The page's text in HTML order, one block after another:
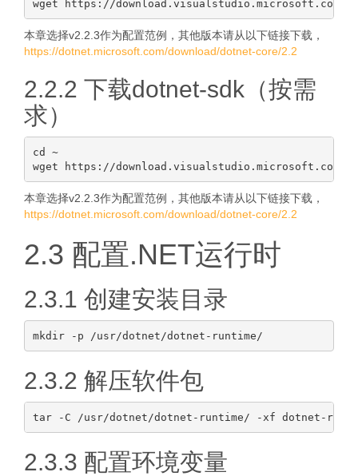
本章选择v2.2.3作为配置范例，其他版本请从以下链接下载，
https://dotnet.microsoft.com/download/dotnet-core/2.2
2.2.2 下载dotnet-sdk（按需
求）
cd ~
本章选择v2.2.3作为配置范例，其他版本请从以下链接下载，
https://dotnet.microsoft.com/download/dotnet-core/2.2
2.3 配置.NET运行时
2.3.1 创建安装目录
2.3.2 解压软件包
2.3.3 配置环境变量